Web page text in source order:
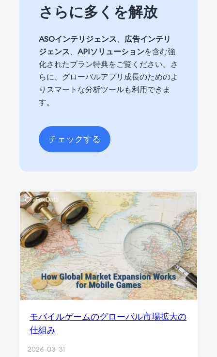
さらに多くを解放
ASOインテリジェンス、 広告インテリ
ジェンス、 APIソリューションを含む強
化されたプラン特典をご覧ください。さ
らに、グローバルアプリ成長のためのよ
りスマートな分析ツールも利用できま
す。
チェックする
モバイルゲームのグローバル市場拡大の
仕組み
2026-03-31